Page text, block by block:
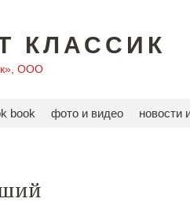
КЛАССИК
ООО
book фото и видео новости